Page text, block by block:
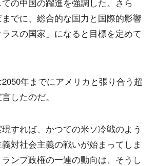
の中国の躍進を強調した。さら
でに、総合的な国力と国際的影響
スの国家」になると目標を定めて
年までにアメリカと張り合う超
したのだ。
すれば、かつての米ソ冷戦のよう
対社会主義の戦いが始まってしま
ンプ政権の一連の動向は、そうし